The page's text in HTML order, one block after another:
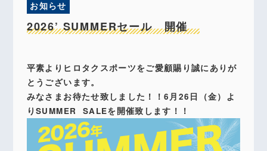
お知らせ
2026’ SUMMERセール 開催
平素よりヒロタクスポーツをご愛顧賜り誠にありが
とうございます。
みなさまお待たせ致しました！！6月26日（金）よ
りSUMMER SALEを開催致します！！